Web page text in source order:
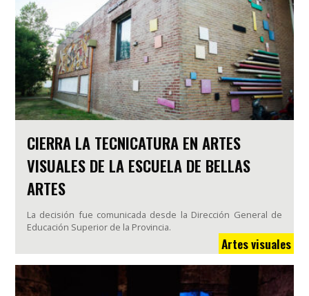
CIERRA LA TECNICATURA EN ARTES
VISUALES DE LA ESCUELA DE BELLAS
ARTES
La decisión fue comunicada desde la Dirección General de
Educación Superior de la Provincia.
Artes visuales